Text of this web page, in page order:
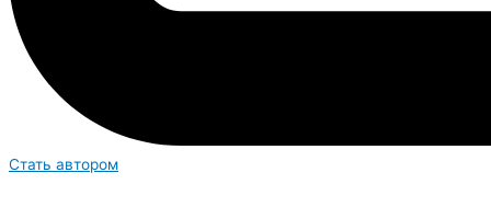
Стать автором